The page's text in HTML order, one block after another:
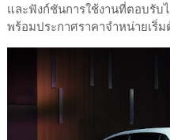
และฟังก์ชันการใช้งานที่ตอบรับ
พร้อมประกาศราคาจำหน่ายเริ่ม